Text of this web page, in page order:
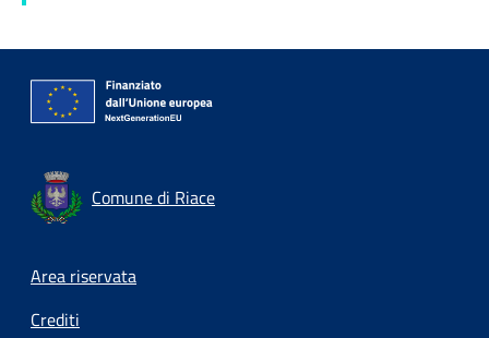
Comune di Riace
Footer menu
Area riservata
Crediti